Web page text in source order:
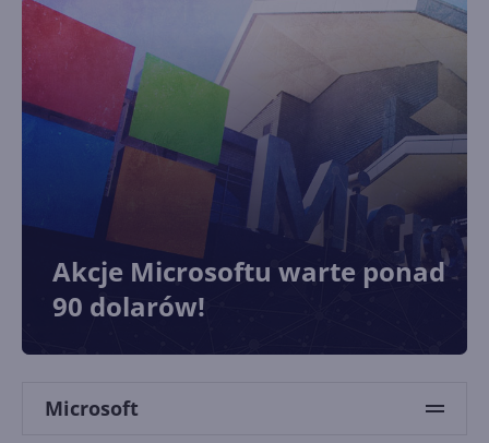
Akcje Microsoftu warte ponad
90 dolarów!
Microsoft